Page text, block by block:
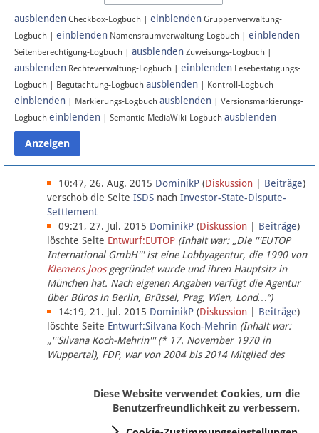
Facebook
Instagram
Anmelden
Datenschutz
Über Lobbypedia
Impressum
ausblenden Checkbox-Logbuch | einblenden Gruppenverwaltung-
Logbuch | einblenden Namensraumverwaltung-Logbuch | einblenden
Seitenberechtigung-Logbuch | ausblenden Zuweisungs-Logbuch |
ausblenden Rechteverwaltung-Logbuch | einblenden Lesebestätigungs-
Logbuch | Begutachtung-Logbuch ausblenden | Kontroll-Logbuch
einblenden | Markierungs-Logbuch ausblenden | Versionsmarkierungs-
Logbuch einblenden | Semantic-MediaWiki-Logbuch ausblenden
10:47, 26. Aug. 2015 DominikP (Diskussion Beiträge)
verschob die Seite ISDS nach Investor-State-Dispute-
Settlement
09:21, 27. Jul. 2015 DominikP (Diskussion Beiträge)
löschte Seite Entwurf:EUTOP (Inhalt war: „Die '''EUTOP
International GmbH''' ist eine Lobbyagentur, die 1990 von
Klemens Joosgegründet wurde und ihren Hauptsitz in
München hat. Nach eigenen Angaben verfügt die Agentur
über Büros in Berlin, Brüssel, Prag, Wien, Lond…“)
14:19, 21. Jul. 2015 DominikP (Diskussion Beiträge)
löschte Seite Entwurf:Silvana Koch-Mehrin (Inhalt war:
„'''Silvana Koch-Mehrin''' (* 17. November 1970 in
Wuppertal), FDP, war von 2004 bis 2014 Mitglied des
Europäischen Parlaments, seit November 2014 ist sie für
Diese Website verwendet Cookies, um die
Benutzerfreundlichkeit zu verbessern.